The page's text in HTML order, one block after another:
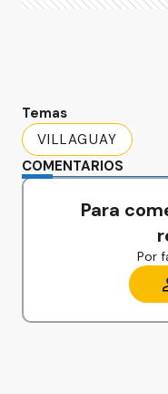
Temas
VILLAGUAY
COMENTARIOS
Para
Por